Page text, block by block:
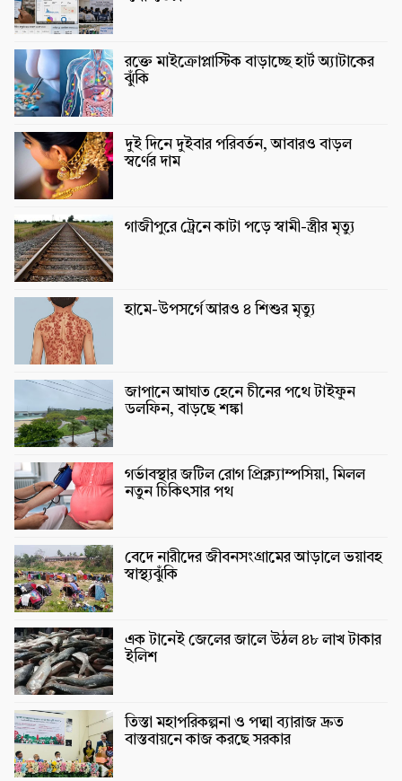
রক্তে মাইক্রোপ্লাস্টিক বাড়াচ্ছে হার্ট অ্যাটাকের
ঝুঁকি
দুই দিনে দুইবার পরিবর্তন, আবারও বাড়ল
স্বর্ণের দাম
গাজীপুরে ট্রেনে কাটা পড়ে স্বামী-স্ত্রীর মৃত্যু
হামে-উপসর্গে আরও ৪ শিশুর মৃত্যু
জাপানে আঘাত হেনে চীনের পথে টাইফুন
ডলফিন, বাড়ছে শঙ্কা
গর্ভাবস্থার জটিল রোগ প্রিক্ল্যাম্পসিয়া, মিলল
নতুন চিকিৎসার পথ
বেদে নারীদের জীবনসংগ্রামের আড়ালে ভয়াবহ
স্বাস্থ্যঝুঁকি
এক টানেই জেলের জালে উঠল ৪৮ লাখ টাকার
ইলিশ
তিস্তা মহাপরিকল্পনা ও পদ্মা ব্যারাজ দ্রুত
বাস্তবায়নে কাজ করছে সরকার